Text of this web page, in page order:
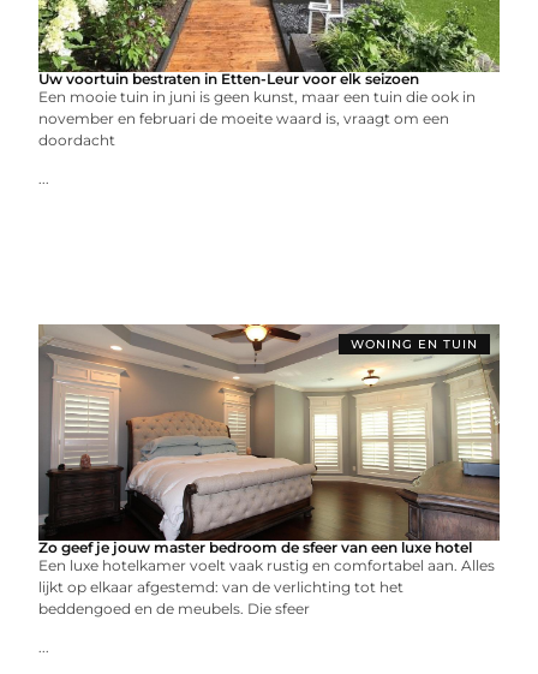
Uw voortuin bestraten in Etten-Leur voor elk seizoen
Een mooie tuin in juni is geen kunst, maar een tuin die ook in
november en februari de moeite waard is, vraagt om een
doordacht
...
WONING EN TUIN
Zo geef je jouw master bedroom de sfeer van een luxe hotel
Een luxe hotelkamer voelt vaak rustig en comfortabel aan. Alles
lijkt op elkaar afgestemd: van de verlichting tot het
beddengoed en de meubels. Die sfeer
...